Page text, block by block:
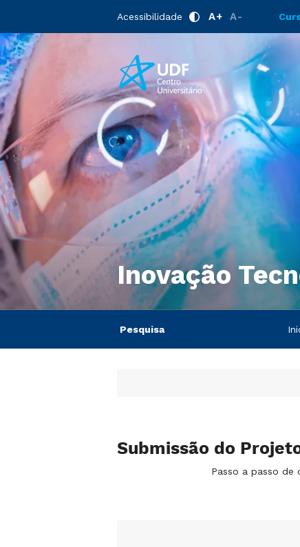
Acessibilidade A+ A-
Inovação
Pesquisa
Submissão do
Passo a passo de